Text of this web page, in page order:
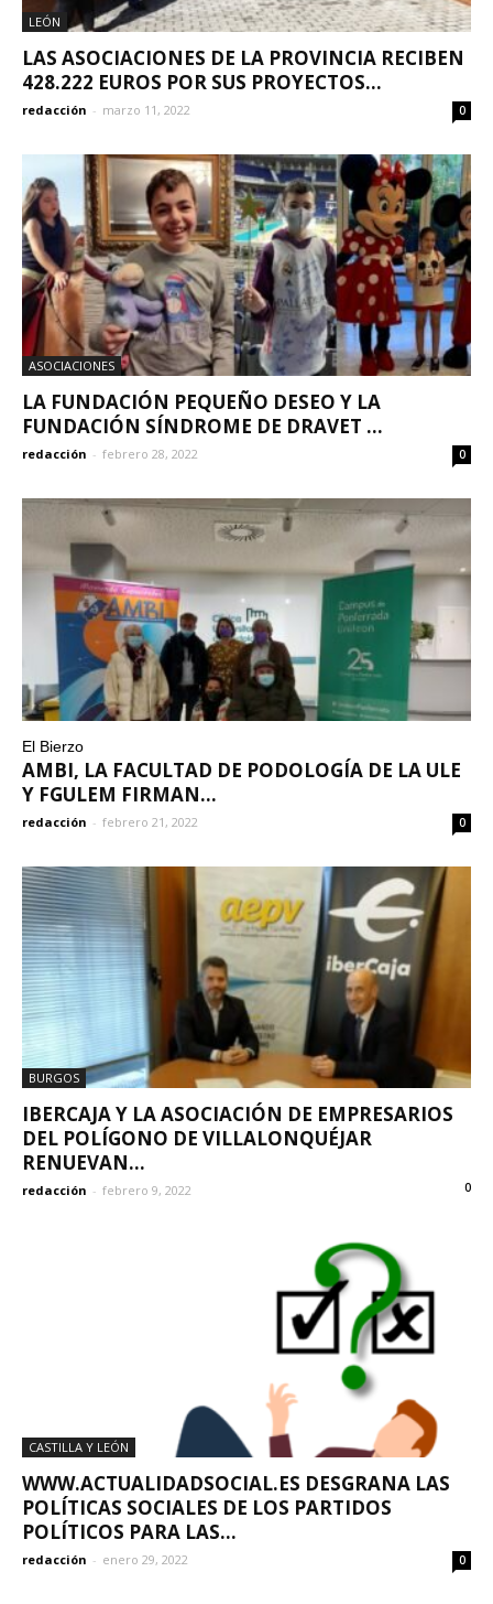
LEÓN
LAS ASOCIACIONES DE LA PROVINCIA RECIBEN
428.222 EUROS POR SUS PROYECTOS...
redacción - marzo 11, 2022 0
ASOCIACIONES
LA FUNDACIÓN PEQUEÑO DESEO Y LA
FUNDACIÓN SÍNDROME DE DRAVET ...
redacción - febrero 28, 2022 0
El Bierzo
AMBI, LA FACULTAD DE PODOLOGÍA DE LA ULE
Y FGULEM FIRMAN...
redacción - febrero 21, 2022 0
BURGOS
IBERCAJA Y LA ASOCIACIÓN DE EMPRESARIOS
DEL POLÍGONO DE VILLALONQUÉJAR
RENUEVAN...
redacción - febrero 9, 2022 0
CASTILLA Y LEÓN
WWW.ACTUALIDADSOCIAL.ES DESGRANA LAS
POLÍTICAS SOCIALES DE LOS PARTIDOS
POLÍTICOS PARA LAS...
redacción - enero 29, 2022 0